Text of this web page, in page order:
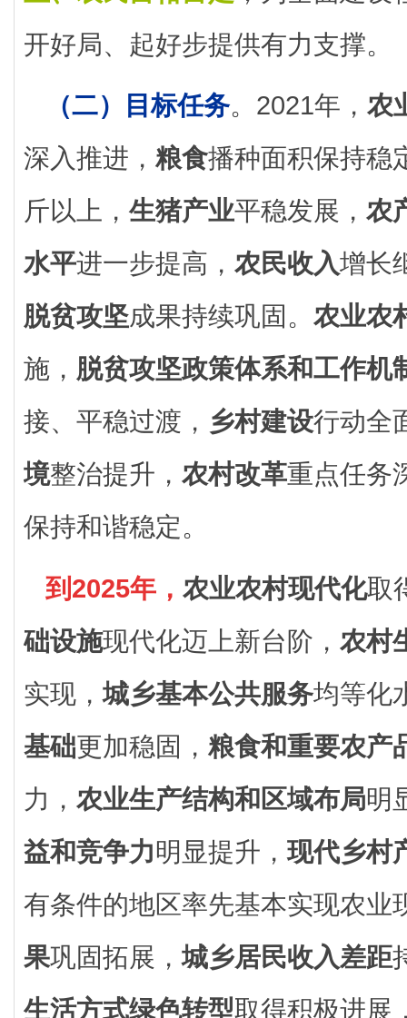
开好局、起好步提供有力支撑。
（二）目标任务。2021年， 农
深入推进， 粮食播种面积保持稳
斤以上， 生猪产业平稳发展， 农
水平进一步提高， 农民收入增长
脱贫攻坚成果持续巩固。 农业农
施， 脱贫攻坚政策体系和工作机
接、平稳过渡， 乡村建设行动全
境整治提升， 农村改革重点任务
保持和谐稳定。
到2025年， 农业农村现代化取
础设施现代化迈上新台阶， 农村
实现，城乡基本公共服务均等化
基础更加稳固， 粮食和重要农产
力， 农业生产结构和区域布局明
益和竞争力明显提升，现代乡村
有条件的地区率先基本实现农业
果巩固拓展，城乡居民收入差距
生活方式绿色转型取得积极进展